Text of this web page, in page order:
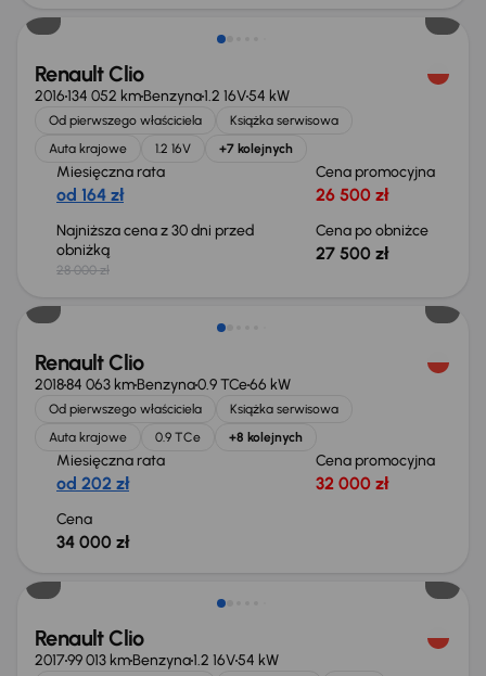
Renault Clio
2016134 052 kmBenzyna1.2 16V54 kW
Od pierwszego właściciela
Książka serwisowa
Auta krajowe
1.2 16V +7 kolejnych
Miesięczna rata
od 164 zł
Cena promocyjna
26 500 zł
Najniższa cena z 30 dni przed
obniżką
28 000 zł
Cena po obniżce
27 500 zł
Renault Clio
201884 063 kmBenzyna0.9 TCe66 kW
Od pierwszego właściciela
Książka serwisowa
Auta krajowe
0.9 TCe +8 kolejnych
Miesięczna rata
od 202 zł
Cena promocyjna
32 000 zł
Cena
34 000 zł
Renault Clio
201799 013 kmBenzyna1.2 16V54 kW